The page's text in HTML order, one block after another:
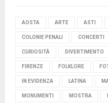
AOSTA ARTE ASTI
COLONIE PENALI CONCERTI
CURIOSITÀ DIVERTIMENTO
FIRENZE FOLKLORE
IN EVIDENZA LATINA
MONUMENTI MOSTRA